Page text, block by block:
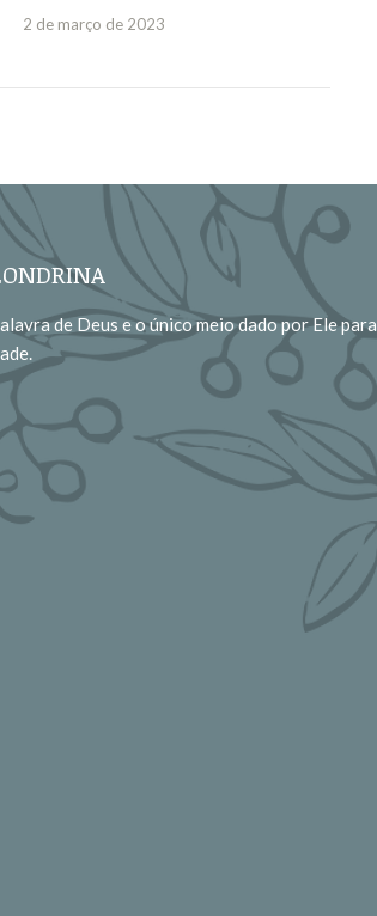
2 de março de 2023
de Deus e o único meio dado por Ele para